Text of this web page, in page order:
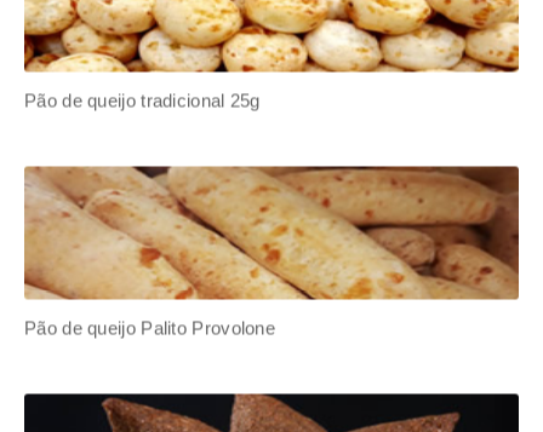
Pão de queijo tradicional 25g
Pão de queijo Palito Provolone